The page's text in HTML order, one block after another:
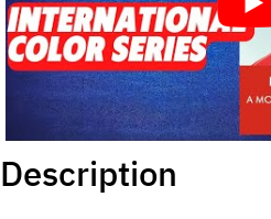
Description